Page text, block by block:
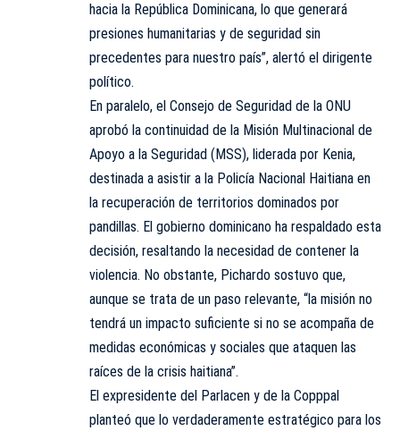
hacia la República Dominicana, lo que generará
presiones humanitarias y de seguridad sin
precedentes para nuestro país”, alertó el dirigente
político.
En paralelo, el Consejo de Seguridad de la ONU
aprobó la continuidad de la Misión Multinacional de
Apoyo a la Seguridad (MSS), liderada por Kenia,
destinada a asistir a la Policía Nacional Haitiana en
la recuperación de territorios dominados por
pandillas. El gobierno dominicano ha respaldado esta
decisión, resaltando la necesidad de contener la
violencia. No obstante, Pichardo sostuvo que,
aunque se trata de un paso relevante, “la misión no
tendrá un impacto suficiente si no se acompaña de
medidas económicas y sociales que ataquen las
raíces de la crisis haitiana”.
El expresidente del Parlacen y de la Copppal
planteó que lo verdaderamente estratégico para los